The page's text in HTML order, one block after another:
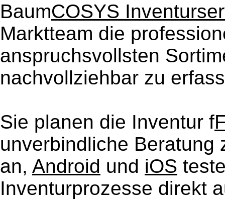
BaumCOSYS
Marktteam die
anspruchsvollsten
nachvollziehbar zu
Sie planen die Inventur f
unverbindliche Beratung
an, Android und iOS
Inventurprozesse direkt